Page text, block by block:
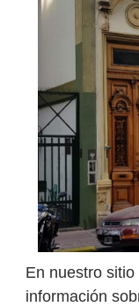
En nuestro
información